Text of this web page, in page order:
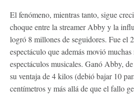
El fenómeno, mientras tanto, sigue
choque entre la streamer Abby y la
logró 8 millones de seguidores. Fue el
espectáculo que además movió muchas
espectáculos musicales. Ganó Abby,
su ventaja de 4 kilos (debió bajar 10
centímetros y más allá de que el fallo